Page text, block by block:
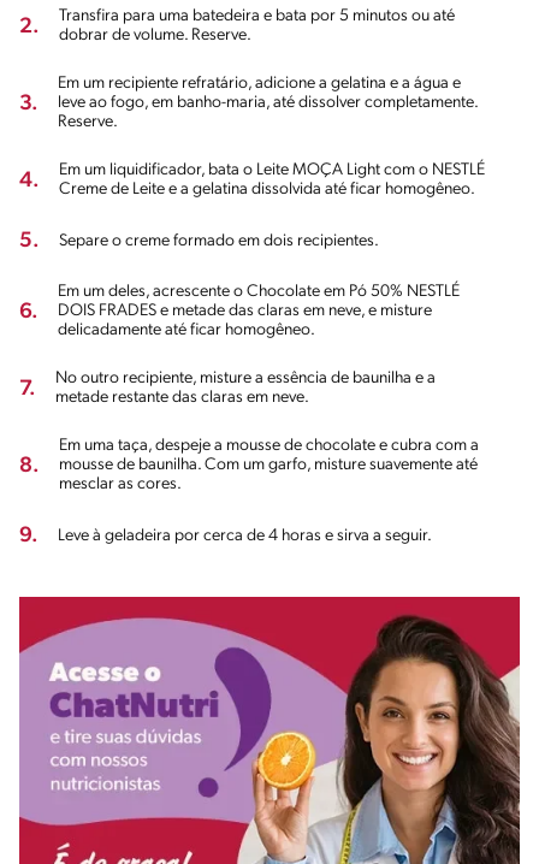
2.
Transfira para uma batedeira e bata por 5 minutos ou até
dobrar de volume. Reserve.
3.
Em um recipiente refratário, adicione a gelatina e a água e
leve ao fogo, em banho-maria, até dissolver completamente.
Reserve.
4.
Em um liquidificador, bata o Leite MOÇA Light com o NESTLÉ
Creme de Leite e a gelatina dissolvida até ficar homogêneo.
5. Separe o creme formado em dois recipientes.
6.
Em um deles, acrescente o Chocolate em Pó 50% NESTLÉ
DOIS FRADES e metade das claras em neve, e misture
delicadamente até ficar homogêneo.
7.
No outro recipiente, misture a essência de baunilha e a
metade restante das claras em neve.
8.
Em uma taça, despeje a mousse de chocolate e cubra com a
mousse de baunilha. Com um garfo, misture suavemente até
mesclar as cores.
9. Leve à geladeira por cerca de 4 horas e sirva a seguir.